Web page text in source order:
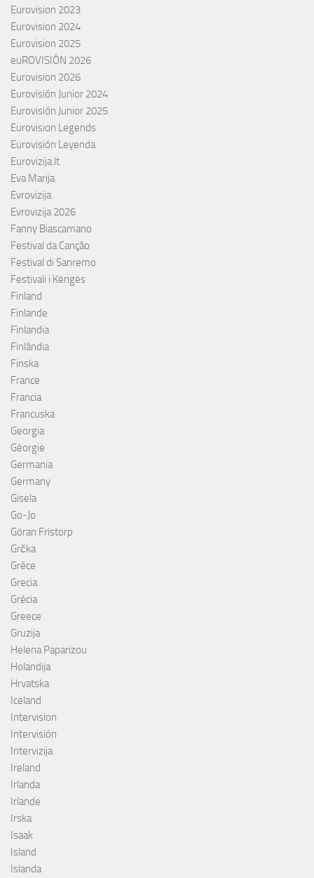
Eurovision 2023
Eurovision 2024
Eurovision 2025
euROVISIÓN 2026
Eurovision 2026
Eurovisión Junior 2024
Eurovisión Junior 2025
Eurovision Legends
Eurovisión Leyenda
Eurovizija.lt
Eva Marija
Evrovizija
Evrovizija 2026
Fanny Biascamano
Festival da Canção
Festival di Sanremo
Festivali i Këngës
Finland
Finlande
Finlandia
Finlândia
Finska
France
Francia
Francuska
Georgia
Géorgie
Germania
Germany
Gisela
Go-Jo
Göran Fristorp
Grčka
Grèce
Grecia
Grécia
Greece
Gruzija
Helena Paparizou
Holandija
Hrvatska
Iceland
Intervision
Intervisión
Intervizija
Ireland
Irlanda
Irlande
Irska
Isaak
Island
Islanda